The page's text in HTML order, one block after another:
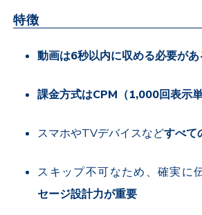
特徴
動画は6秒以内に収める必要があ
課金方式はCPM （1,000回表示
スマホやTVデバイスなどすべて
スキップ不可なため、確実に
セージ設計力が重要